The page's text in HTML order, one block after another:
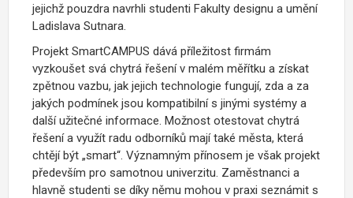
jejichž pouzdra navrhli studenti Fakulty designu a umění
Ladislava Sutnara.
Projekt SmartCAMPUS dává příležitost firmám
vyzkoušet svá chytrá řešení v malém měřítku a získat
zpětnou vazbu, jak jejich technologie fungují, zda a za
jakých podmínek jsou kompatibilní s jinými systémy a
další užitečné informace. Možnost otestovat chytrá
řešení a využít radu odborníků mají také města, která
chtějí být „smart“. Významným přínosem je však projekt
především pro samotnou univerzitu. Zaměstnanci a
hlavně studenti se díky němu mohou v praxi seznámit s